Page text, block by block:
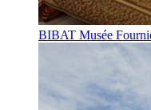
BIBAT Musée